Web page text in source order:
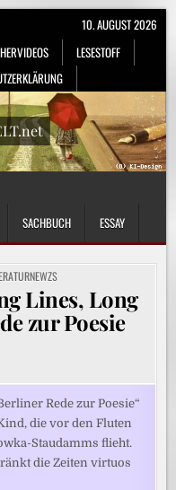
LESESTOFF
10. AUGUST 2026
SACHBUCH ESSAY
Lines, Long
zur Poesie
Rede zur Poesie“
die vor den Fluten
Staudamms flieht.
die Zeiten virtuos